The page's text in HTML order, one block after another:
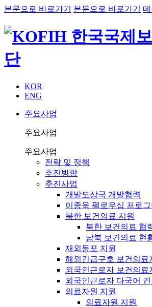
본문으로 바로가기 본문으로 바로가기
KOR
ENG
주요사업
주요사업
주요사업
전략 및 정책
추진방향
추진사업
개발도상국 개발협력
이종욱 펠로우십 프로그
북한 보건의료 지원
북한 보건의료 협
남북 보건의료 현
재외동포 지원
해외긴급구호 보건의료
외국인근로자 보건의료
외국인근로자 다국어
의료자원 지원
의료자원 지원